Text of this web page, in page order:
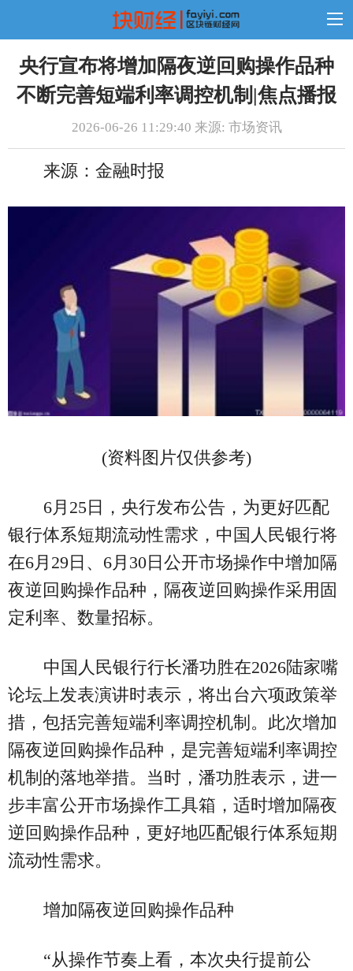
央行宣布将增加隔夜逆回购操作品种
不断完善短端利率调控机制|焦点播报
2026-06-26 11:29:40 来源: 市场资讯
来源：金融时报
(资料图片仅供参考)
6月25日，央行发布公告，为更好匹配
银行体系短期流动性需求，中国人民银行将
在6月29日、6月30日公开市场操作中增加隔
夜逆回购操作品种，隔夜逆回购操作采用固
定利率、数量招标。
中国人民银行行长潘功胜在2026陆家嘴
论坛上发表演讲时表示，将出台六项政策举
措，包括完善短端利率调控机制。此次增加
隔夜逆回购操作品种，是完善短端利率调控
机制的落地举措。当时，潘功胜表示，进一
步丰富公开市场操作工具箱，适时增加隔夜
逆回购操作品种，更好地匹配银行体系短期
流动性需求。
增加隔夜逆回购操作品种
“从操作节奏上看，本次央行提前公